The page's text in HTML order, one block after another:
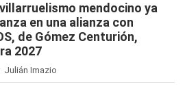
mendocino ya
en una alianza con
de Gómez Centurión,
2027
Julián Imazio